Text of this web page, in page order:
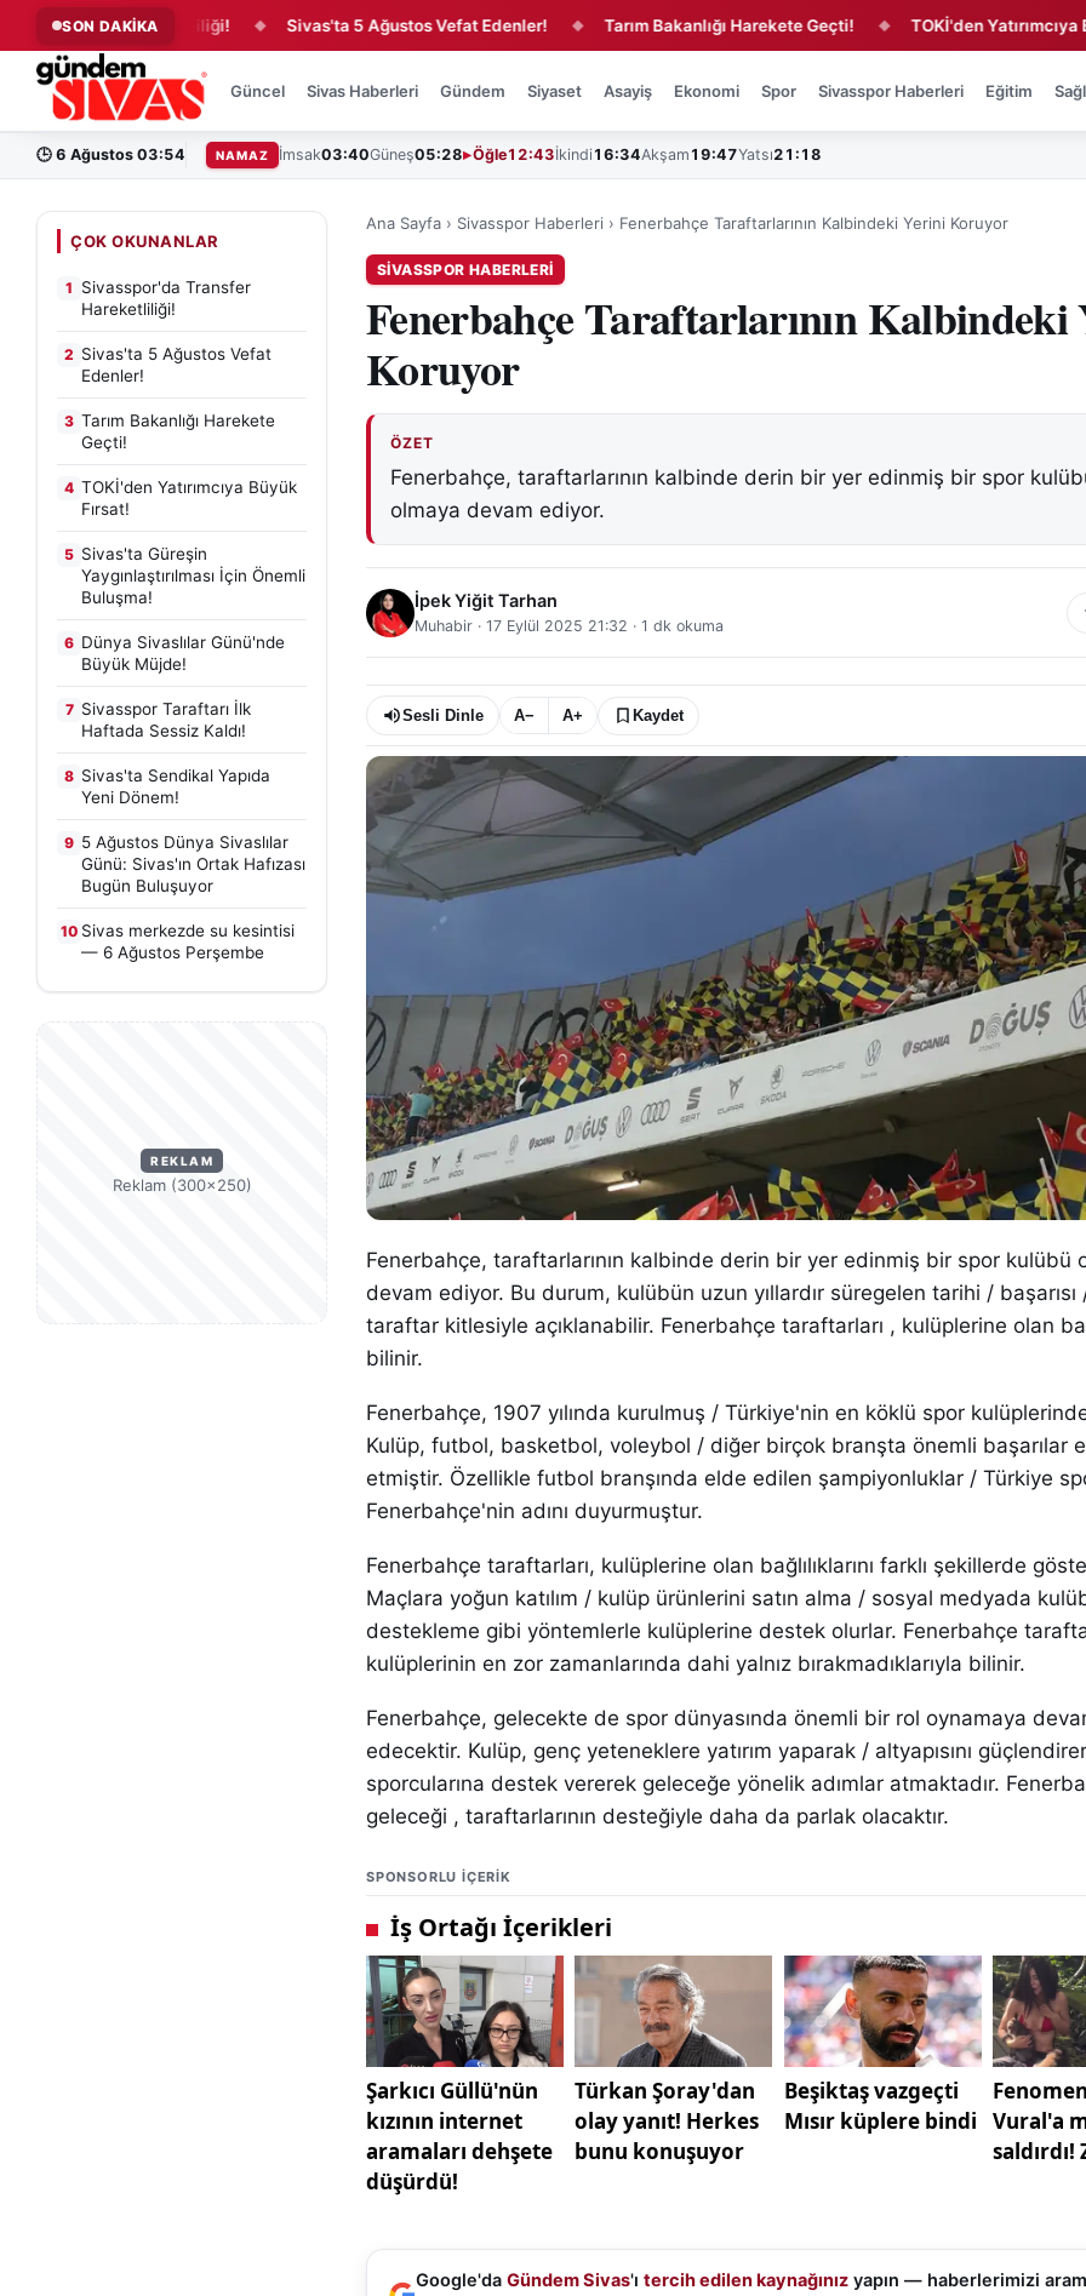
SON DAKİKA
Transfer Hareketliliği! ◆ Sivas'ta 5 Ağustos Vefat Edenler! ◆ Tarım Bakanlığı Harekete Geçti! ◆ TOKİ'den Yatırımcıya Büyük
Güncel Sivas Haberleri Gündem Siyaset Asayiş Ekonomi Spor Sivasspor Haberleri Eğitim
🕒 6 Ağustos 03:54 NAMAZ İmsak03:40Güneş05:28 Öğle12:43İkindi 16:34Akşam 19:47Yatsı21:18
ÇOK OKUNANLAR
1 Sivasspor'da Transfer
Hareketliliği!
2 Sivas'ta 5 Ağustos Vefat
Edenler!
3 Tarım Bakanlığı Harekete
Geçti!
4 TOKİ'den Yatırımcıya Büyük
Fırsat!
5 Sivas'ta Güreşin
Yaygınlaştırılması İçin Önemli
Buluşma!
6 Dünya Sivaslılar Günü'nde
Büyük Müjde!
7 Sivasspor Taraftarı İlk
Haftada Sessiz Kaldı!
8 Sivas'ta Sendikal Yapıda
Yeni Dönem!
9 5 Ağustos Dünya Sivaslılar
Günü: Sivas'ın Ortak Hafızası
Bugün Buluşuyor
10 Sivas merkezde su kesintisi
— 6 Ağustos Perşembe
REKLAM
Reklam (300×250)
Ana Sayfa › Sivasspor Haberleri › Fenerbahçe Taraftarlarının Kalbindeki Yerini Koruyor
SIVASSPOR HABERLERI
Fenerbahçe Taraftarlarının
Koruyor
ÖZET
Fenerbahçe, taraftarlarının kalbinde derin bir yer edinmiş bir spor
olmaya devam ediyor.
İpek Yiğit Tarhan
Muhabir · 17 Eylül 2025 21:32 · 1 dk okuma
Sesli Dinle A− A+ Kaydet
Fenerbahçe, taraftarlarının kalbinde derin bir yer edinmiş bir spor kulübü
devam ediyor. Bu durum, kulübün uzun yıllardır süregelen tarihi /
taraftar kitlesiyle açıklanabilir. Fenerbahçe taraftarları , kulüplerine olan
bilinir.
Fenerbahçe, 1907 yılında kurulmuş / Türkiye'nin en köklü spor
Kulüp, futbol, basketbol, voleybol / diğer birçok branşta önemli başarılar
etmiştir. Özellikle futbol branşında elde edilen şampiyonluklar / Türkiye
Fenerbahçe'nin adını duyurmuştur.
Fenerbahçe taraftarları, kulüplerine olan bağlılıklarını farklı şekillerde
Maçlara yoğun katılım / kulüp ürünlerini satın alma / sosyal medyada
destekleme gibi yöntemlerle kulüplerine destek olurlar. Fenerbahçe
kulüplerinin en zor zamanlarında dahi yalnız bırakmadıklarıyla bilinir.
Fenerbahçe, gelecekte de spor dünyasında önemli bir rol oynamaya
edecektir. Kulüp, genç yeteneklere yatırım yaparak / altyapısını
sporcularına destek vererek geleceğe yönelik adımlar atmaktadır.
geleceği , taraftarlarının desteğiyle daha da parlak olacaktır.
SPONSORLU IÇERIK
Google'da Gündem Sivas'ı tercih edilen kaynağınız yapın — haberlerimizi